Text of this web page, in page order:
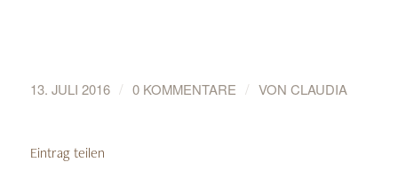
13. JULI 2016 / 0 KOMMENTARE / VON CLAUDIA
Eintrag teilen